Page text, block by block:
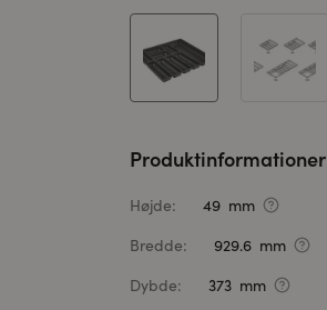
Produktinformationer
Højde:
49 mm
Bredde:
929.6 mm
Dybde:
373 mm